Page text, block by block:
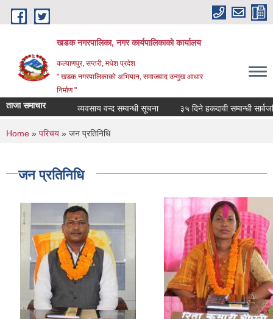
Skip to main content
खडक नगरपालिका, नगर कार्यपालिकाकाे कार्यालय
कल्याणपुर, सप्तरी, मधेश प्रदेश
" खडक नगरपालिकाको अभियान, समाजवाद उन्मुख आधार
निर्माण "
ताजा समाचार व्यवसाय वन्द सम्वन्धी सूचना ३५ दिने हकदावी सम्वन्धी सार्वजनिक
You are here
Home » परिचय » जन प्रतिनिधि
जन प्रतिनिधि